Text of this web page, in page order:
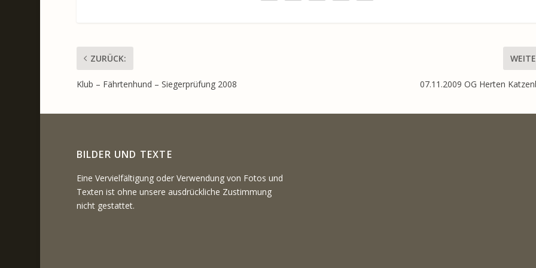
ZURÜCK:
Klub – Fährtenhund – Siegerprüfung 2008 07.11.2009 OG Herten
BILDER UND TEXTE
Eine Vervielfältigung oder Verwendung von Fotos und
Texten ist ohne unsere ausdrückliche Zustimmung
nicht gestattet.